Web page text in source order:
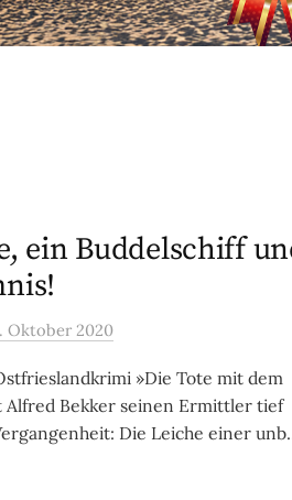
ein Buddelschiff
Oktober 2020
»Die Tote mit dem
Alfred Bekker seinen Ermittler tief
Die Leiche einer